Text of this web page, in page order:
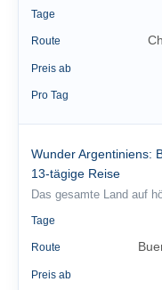
Tage
Route
Preis ab
Pro Tag
Wunder Argentiniens:
13-tägige Reise
Das gesamte Land auf
Tage
Route
Preis ab